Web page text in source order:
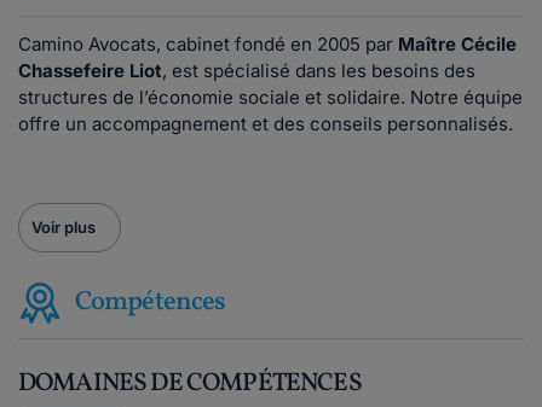
Camino Avocats, cabinet fondé en 2005 par Maître Cécile
Chassefeire Liot, est spécialisé dans les besoins des
structures de l’économie sociale et solidaire. Notre équipe
offre un accompagnement et des conseils personnalisés.
Voir plus
Compétences
DOMAINES DE COMPÉTENCES